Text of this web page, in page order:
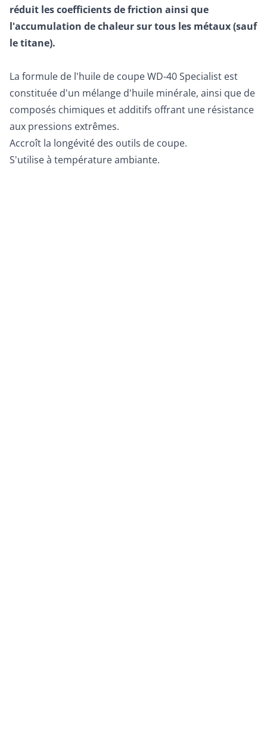
réduit les coefficients de friction ainsi que
l'accumulation de chaleur sur tous les métaux (sauf
le titane).
La formule de l'huile de coupe WD-40 Specialist est
constituée d'un mélange d'huile minérale, ainsi que de
composés chimiques et additifs offrant une résistance
aux pressions extrêmes.
Accroît la longévité des outils de coupe.
S'utilise à température ambiante.